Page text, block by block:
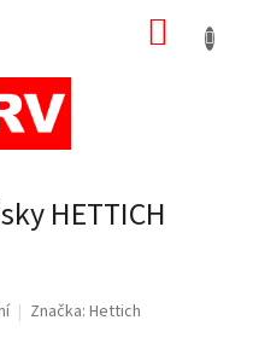
HETTICH
Značka: Hettich